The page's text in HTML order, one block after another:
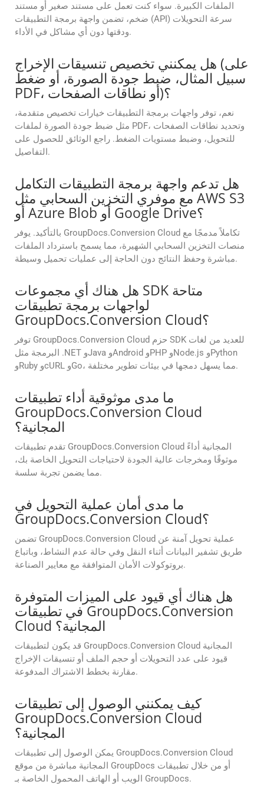
الملفات الكبيرة. سواء كنت تعمل على مستند صغير أو مستند
ضخم، تضمن واجهة برمجة التطبيقات (API) سرعة التحويلات
ودقتها دون أي مشاكل في الأداء.
هل يمكنني تخصيص تنسيقات الإخراج (على
سبيل المثال، ضبط جودة الصورة، أو ضغط
PDF، أو نطاقات الصفحات)؟
نعم، توفر واجهات برمجة التطبيقات خيارات تخصيص متقدمة،
مثل ضبط جودة الصورة لملفات PDF، وتحديد نطاقات الصفحات
للتحويل، وضبط مستويات الضغط. راجع الوثائق للحصول على
التفاصيل.
هل تدعم واجهة برمجة التطبيقات التكامل
مع موفري التخزين السحابي مثل AWS S3
أو Azure Blob أو Google Drive؟
بالتأكيد. يوفر GroupDocs.Conversion Cloud تكاملاً مدمجًا مع
منصات التخزين السحابي الشهيرة، مما يسمح باسترداد الملفات
مباشرة وحفظ النتائج دون الحاجة إلى عمليات تحميل وسيطة.
هل هناك أي مجموعات SDK متاحة
لواجهات برمجة تطبيقات
GroupDocs.Conversion Cloud؟
توفر GroupDocs.Conversion Cloud حزم SDK للعديد من لغات
البرمجة مثل .NET وJava وAndroid وPHP وNode.js وPython
وRuby وcURL وGo، مما يسهل دمجها في بيئات تطوير مختلفة.
ما مدى موثوقية أداء تطبيقات
GroupDocs.Conversion Cloud
المجانية؟
تقدم تطبيقات GroupDocs.Conversion Cloud المجانية أداءً
موثوقًا ومخرجات عالية الجودة لاحتياجات التحويل الخاصة بك،
مما يضمن تجربة سلسة.
ما مدى أمان عملية التحويل في
GroupDocs.Conversion Cloud؟
تضمن GroupDocs.Conversion Cloud عملية تحويل آمنة عن
طريق تشفير البيانات أثناء النقل وفي حالة عدم النشاط، وباتباع
بروتوكولات الأمان المتوافقة مع معايير الصناعة.
هل هناك أي قيود على الميزات المتوفرة
في تطبيقات GroupDocs.Conversion
Cloud المجانية؟
قد يكون لتطبيقات GroupDocs.Conversion Cloud المجانية
قيود على عدد التحويلات أو حجم الملف أو تنسيقات الإخراج
مقارنة بخطط الاشتراك المدفوعة.
كيف يمكنني الوصول إلى تطبيقات
GroupDocs.Conversion Cloud
المجانية؟
يمكن الوصول إلى تطبيقات GroupDocs.Conversion Cloud
المجانية مباشرة من موقع GroupDocs أو من خلال تطبيقات
الويب أو الهاتف المحمول الخاصة بـ GroupDocs.